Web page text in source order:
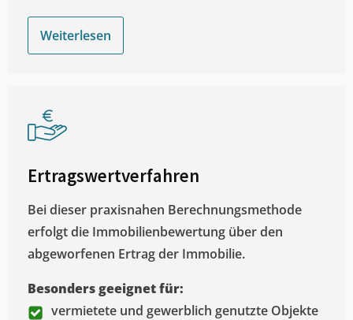
Weiterlesen
Ertragswertverfahren
Bei dieser praxisnahen Berechnungsmethode
erfolgt die Immobilienbewertung über den
abgeworfenen Ertrag der Immobilie.
Besonders geeignet für:
vermietete und gewerblich genutzte Objekte